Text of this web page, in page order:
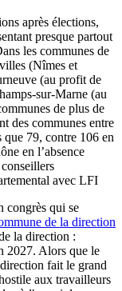
après élections,
presque partout
les communes de
(Nîmes et
(au profit de
sur-Marne (au
de plus de
des communes entre
79, contre 106 en
en l’absence
avec LFI
congrès qui se
de la direction
la direction :
2027. Alors que le
fait le grand
aux travailleurs